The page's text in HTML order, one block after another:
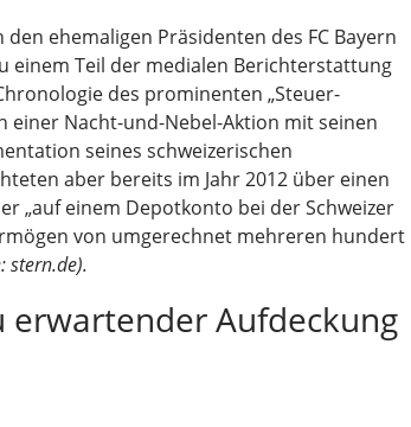
ehemaligen Präsidenten des FC Bayern
einem Teil der medialen Berichterstattung
des prominenten „Steuer-
einer Nacht-und-Nebel-Aktion mit seinen
seines schweizerischen
aber bereits im Jahr 2012 über einen
„auf einem Depotkonto bei der Schweizer
von umgerechnet mehreren hundert
stern.de).
erwartender Aufdeckung